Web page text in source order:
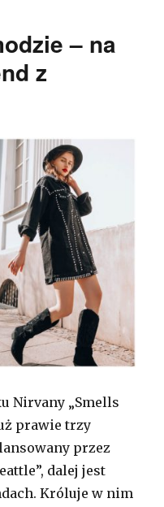
– na
z
Nirvany „Smells
prawie trzy
przez
dalej jest
Króluje w nim